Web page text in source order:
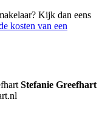
Kijk dan eens
kosten van een
Stefanie Greefhart